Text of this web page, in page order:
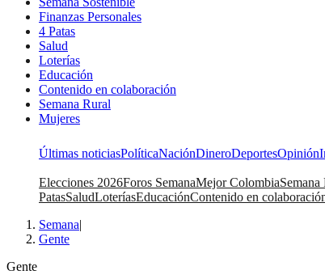
Finanzas Personales
4 Patas
Salud
Loterías
Educación
Contenido en colaboración
Semana Rural
Mujeres
Últimas noticiasPolíticaNaciónDineroDeportesOpinión
Elecciones 2026Foros SemanaMejor ColombiaSemana
PatasSaludLoteríasEducaciónContenido en
Semana|
Gente
Gente